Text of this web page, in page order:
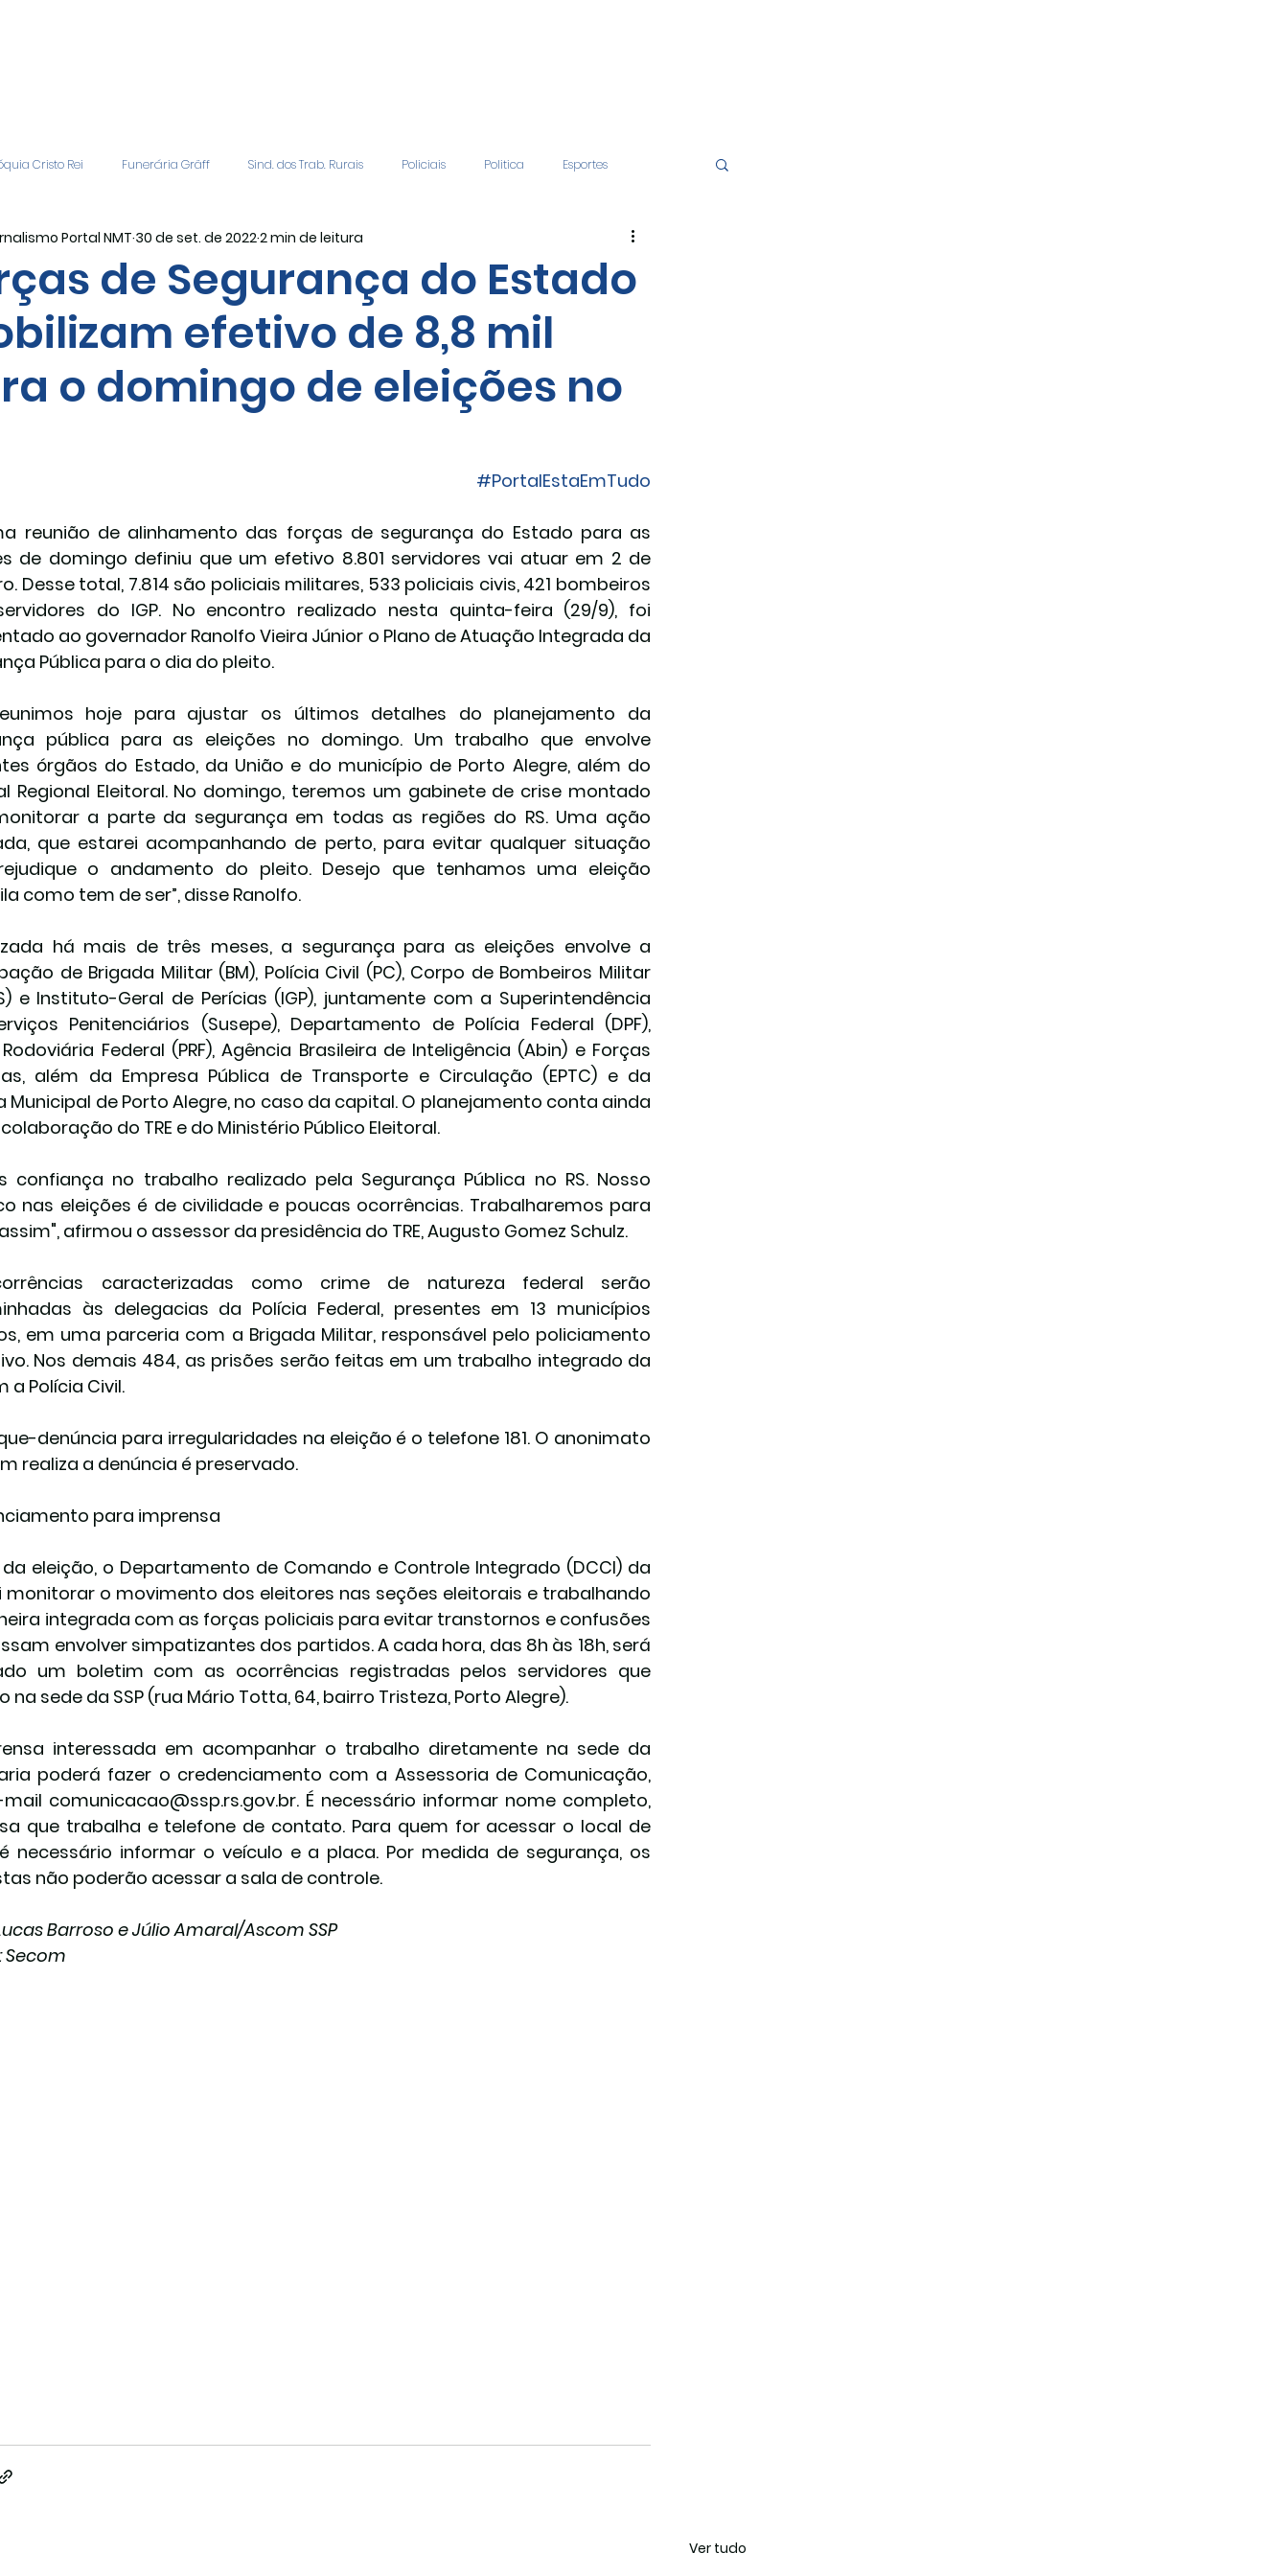
Cristo Rei Funerária Gräff Sind. dos Trab. Rurais Policiais Politica Esportes
Geral Patrocinadores Vagas de Emprego
Editais Sindicato Rural Adriane Veiga - Finanças Economia
de Segurança do Estado
efetivo de 8,8 mil
o domingo de eleições no
Portal NMT 30 de set. de 20222 min de leitura
#PortalEstaEmTudo
reunião de alinhamento das forças de segurança do Estado para as
de domingo definiu que um efetivo 8.801 servidores vai atuar em 2 de
Desse total, 7.814 são policiais militares, 533 policiais civis, 421 bombeiros
do IGP. No encontro realizado nesta quinta-feira (29/9), foi
ao governador Ranolfo Vieira Júnior o Plano de Atuação Integrada da
Pública para o dia do pleito.
hoje para ajustar os últimos detalhes do planejamento da
pública para as eleições no domingo. Um trabalho que envolve
órgãos do Estado, da União e do município de Porto Alegre, além do
Regional Eleitoral. No domingo, teremos um gabinete de crise montado
a parte da segurança em todas as regiões do RS. Uma ação
que estarei acompanhando de perto, para evitar qualquer situação
o andamento do pleito. Desejo que tenhamos uma eleição
como tem de ser”, disse Ranolfo.
há mais de três meses, a segurança para as eleições envolve a
de Brigada Militar (BM), Polícia Civil (PC), Corpo de Bombeiros Militar
e Instituto-Geral de Perícias (IGP), juntamente com a Superintendência
Penitenciários (Susepe), Departamento de Polícia Federal (DPF),
Federal (PRF), Agência Brasileira de Inteligência (Abin) e Forças
além da Empresa Pública de Transporte e Circulação (EPTC) e da
Municipal de Porto Alegre, no caso da capital. O planejamento conta ainda
do TRE e do Ministério Público Eleitoral.
confiança no trabalho realizado pela Segurança Pública no RS. Nosso
nas eleições é de civilidade e poucas ocorrências. Trabalharemos para
afirmou o assessor da presidência do TRE, Augusto Gomez Schulz.
caracterizadas como crime de natureza federal serão
às delegacias da Polícia Federal, presentes em 13 municípios
em uma parceria com a Brigada Militar, responsável pelo policiamento
Nos demais 484, as prisões serão feitas em um trabalho integrado da
a Polícia Civil.
denúncia para irregularidades na eleição é o telefone 181. O anonimato
realiza a denúncia é preservado.
para imprensa
eleição, o Departamento de Comando e Controle Integrado (DCCI) da
monitorar o movimento dos eleitores nas seções eleitorais e trabalhando
integrada com as forças policiais para evitar transtornos e confusões
envolver simpatizantes dos partidos. A cada hora, das 8h às 18h, será
um boletim com as ocorrências registradas pelos servidores que
na sede da SSP (rua Mário Totta, 64, bairro Tristeza, Porto Alegre).
interessada em acompanhar o trabalho diretamente na sede da
poderá fazer o credenciamento com a Assessoria de Comunicação,
comunicacao@ssp.rs.gov.br. É necessário informar nome completo,
que trabalha e telefone de contato. Para quem for acessar o local de
necessário informar o veículo e a placa. Por medida de segurança, os
não poderão acessar a sala de controle.
Barroso e Júlio Amaral/Ascom SSP
Secom
Ver tudo